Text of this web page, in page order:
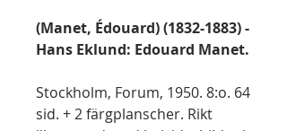
(Manet, Édouard) (1832-1883) -
Hans Eklund: Edouard Manet.
Stockholm, Forum, 1950. 8:o. 64
sid. + 2 färgplanscher. Rikt